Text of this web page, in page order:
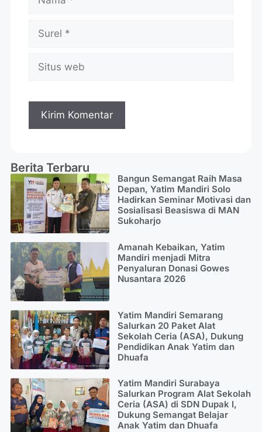
Berita Terbaru
Bangun Semangat Raih Masa
Depan, Yatim Mandiri Solo
Hadirkan Seminar Motivasi dan
Sosialisasi Beasiswa di MAN
Sukoharjo
Amanah Kebaikan, Yatim
Mandiri menjadi Mitra
Penyaluran Donasi Gowes
Nusantara 2026
Yatim Mandiri Semarang
Salurkan 20 Paket Alat
Sekolah Ceria (ASA), Dukung
Pendidikan Anak Yatim dan
Dhuafa
Yatim Mandiri Surabaya
Salurkan Program Alat Sekolah
Ceria (ASA) di SDN Dupak I,
Dukung Semangat Belajar
Anak Yatim dan Dhuafa